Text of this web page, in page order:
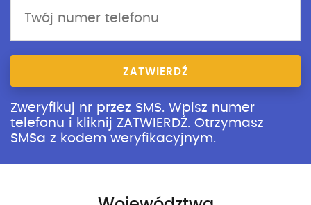
ZATWIERDŹ
Zweryfikuj nr przez SMS. Wpisz numer
telefonu i kliknij ZATWIERDŹ. Otrzymasz
SMSa z kodem weryfikacyjnym.